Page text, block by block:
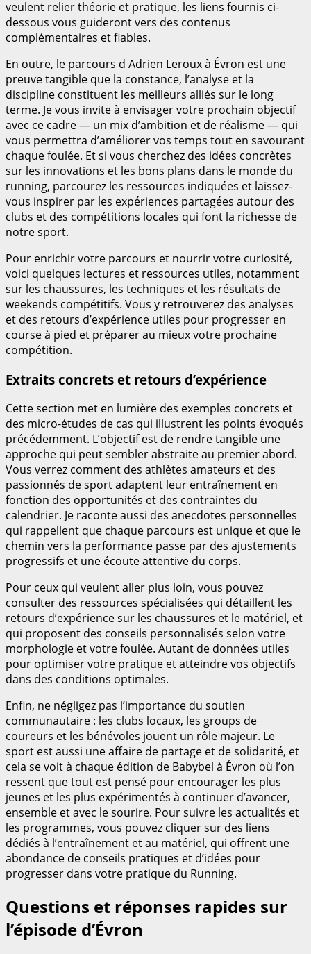
veulent relier théorie et pratique, les liens fournis ci-
dessous vous guideront vers des contenus
complémentaires et fiables.
En outre, le parcours d Adrien Leroux à Évron est une
preuve tangible que la constance, l’analyse et la
discipline constituent les meilleurs alliés sur le long
terme. Je vous invite à envisager votre prochain objectif
avec ce cadre — un mix d’ambition et de réalisme — qui
vous permettra d’améliorer vos temps tout en savourant
chaque foulée. Et si vous cherchez des idées concrètes
sur les innovations et les bons plans dans le monde du
running, parcourez les ressources indiquées et laissez-
vous inspirer par les expériences partagées autour des
clubs et des compétitions locales qui font la richesse de
notre sport.
Pour enrichir votre parcours et nourrir votre curiosité,
voici quelques lectures et ressources utiles, notamment
sur les chaussures, les techniques et les résultats de
weekends compétitifs. Vous y retrouverez des analyses
et des retours d’expérience utiles pour progresser en
course à pied et préparer au mieux votre prochaine
compétition.
Extraits concrets et retours d’expérience
Cette section met en lumière des exemples concrets et
des micro-études de cas qui illustrent les points évoqués
précédemment. L’objectif est de rendre tangible une
approche qui peut sembler abstraite au premier abord.
Vous verrez comment des athlètes amateurs et des
passionnés de sport adaptent leur entraînement en
fonction des opportunités et des contraintes du
calendrier. Je raconte aussi des anecdotes personnelles
qui rappellent que chaque parcours est unique et que le
chemin vers la performance passe par des ajustements
progressifs et une écoute attentive du corps.
Pour ceux qui veulent aller plus loin, vous pouvez
consulter des ressources spécialisées qui détaillent les
retours d’expérience sur les chaussures et le matériel, et
qui proposent des conseils personnalisés selon votre
morphologie et votre foulée. Autant de données utiles
pour optimiser votre pratique et atteindre vos objectifs
dans des conditions optimales.
Enfin, ne négligez pas l’importance du soutien
communautaire : les clubs locaux, les groups de
coureurs et les bénévoles jouent un rôle majeur. Le
sport est aussi une affaire de partage et de solidarité, et
cela se voit à chaque édition de Babybel à Évron où l’on
ressent que tout est pensé pour encourager les plus
jeunes et les plus expérimentés à continuer d’avancer,
ensemble et avec le sourire. Pour suivre les actualités et
les programmes, vous pouvez cliquer sur des liens
dédiés à l’entraînement et au matériel, qui offrent une
abondance de conseils pratiques et d’idées pour
progresser dans votre pratique du Running.
Questions et réponses rapides sur
l’épisode d’Évron